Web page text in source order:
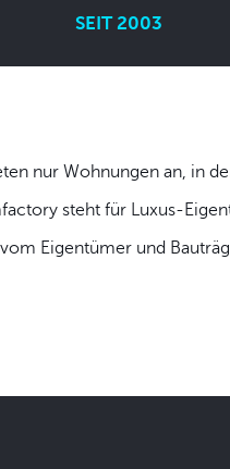
SEIT 2003
nur Wohnungen
steht für Luxus-
Eigentümer und